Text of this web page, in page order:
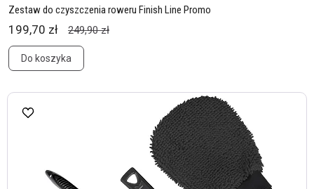
Zestaw do czyszczenia roweru Finish Line Promo
199,70 zł 249,90 zł
Do koszyka